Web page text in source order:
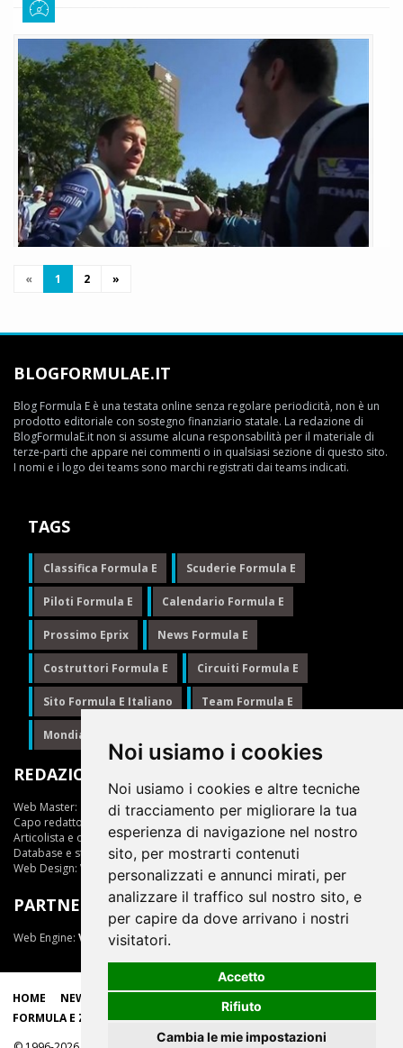
Noi usiamo i cookies
Noi usiamo i cookies e altre tecniche
di tracciamento per migliorare la tua
esperienza di navigazione nel nostro
sito, per mostrarti contenuti
personalizzati e annunci mirati, per
analizzare il traffico sul nostro sito, e
per capire da dove arrivano i nostri
visitatori.
Accetto
Rifiuto
Cambia le mie impostazioni
clienti Renault
Sofia D'Eramo 4 febbraio 2018 2270
Scattato dalla seconda piazza, il pilota della e.dams ha chiuso l’ePrix di
Santiago al terzo posto alle spalle delle Techeetah, ha respinto la
Mahindra e ora nella classifica generale è quarto con 37 punti contro i 71
di Jean-Éric Vergne.
LEGGI TUTTO
Buemi: scuse social a colleghi e scuderia
Frijns e Da Costa e con la sua scuderia la Renault e.dams.
LEGGI TUTTO
« 1 2 »
BLOGFORMULAE.IT
Blog Formula E è una testata online senza regolare periodicità, non è un
prodotto editoriale con sostegno finanziario statale. La redazione di
BlogFormulaE.it non si assume alcuna responsabilità per il materiale di
terze-parti che appare nei commenti o in qualsiasi sezione di questo sito.
I nomi e i logo dei teams sono marchi registrati dai teams indicati.
TAGS
Classifica Formula E Scuderie Formula E
Piloti Formula E Calendario Formula E
Prossimo Eprix News Formula E
Costruttori Formula E Circuiti Formula E
Sito Formula E Italiano Team Formula E
Mondiale Formula E
REDAZIONE
Web Master:
Ing.Daniele Muscarella
Capo redattore:
Articolista e opinionista:Giuseppe Cianci
Database e statistiche:Marcella Toschi
Web Design: Vittorio Arena
PARTNER
Web Engine: ViDa 3.0
HOME NEWS CLASSIFICHE
FORMULA E ZONE